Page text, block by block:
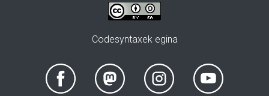
Codesyntaxek egina